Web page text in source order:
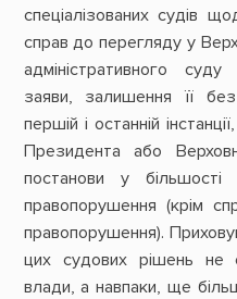
спеціалізованих судів
справ до перегляду у
адміністративного
заяви, залишення її
першій і останній
Президента або
постанови у більшості
правопорушення (крім
правопорушення).
цих судових рішень не
влади, а навпаки, ще